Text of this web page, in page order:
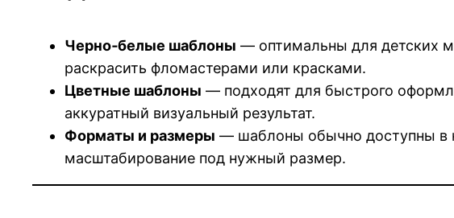
Черно‑белые шаблоны — оптимальны для детских
раскрасить фломастерами или красками.
Цветные шаблоны — подходят для быстрого
аккуратный визуальный результат.
Форматы и размеры — шаблоны обычно доступны в
масштабирование под нужный размер.